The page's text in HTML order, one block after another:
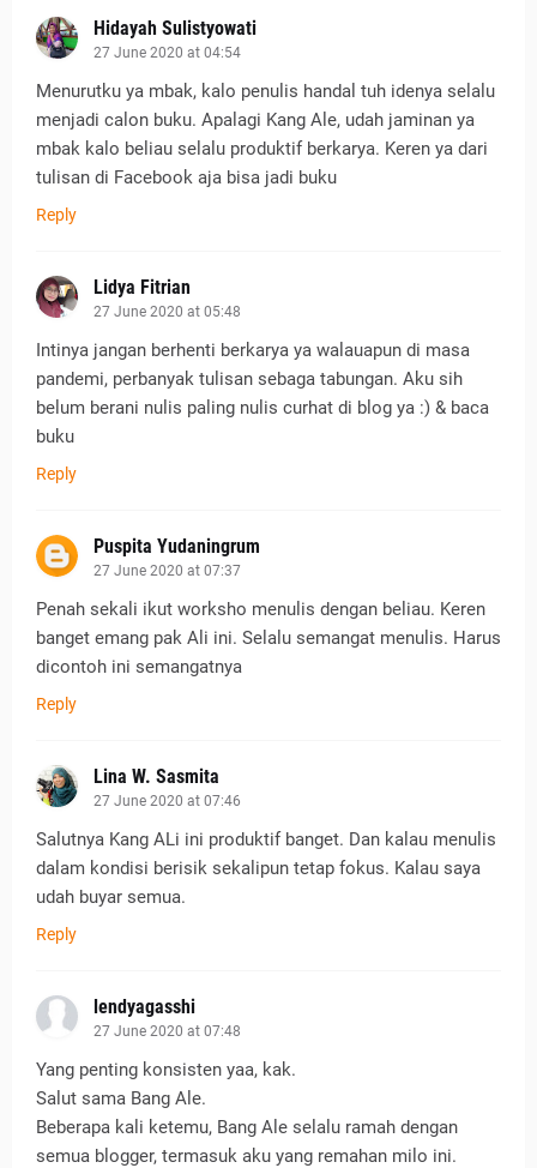
Hidayah Sulistyowati
27 June 2020 at 04:54
Menurutku ya mbak, kalo penulis handal tuh idenya selalu
menjadi calon buku. Apalagi Kang Ale, udah jaminan ya
mbak kalo beliau selalu produktif berkarya. Keren ya dari
tulisan di Facebook aja bisa jadi buku
Reply
Lidya Fitrian
27 June 2020 at 05:48
Intinya jangan berhenti berkarya ya walauapun di masa
pandemi, perbanyak tulisan sebaga tabungan. Aku sih
belum berani nulis paling nulis curhat di blog ya :) & baca
buku
Reply
Puspita Yudaningrum
27 June 2020 at 07:37
Penah sekali ikut worksho menulis dengan beliau. Keren
banget emang pak Ali ini. Selalu semangat menulis. Harus
dicontoh ini semangatnya
Reply
Lina W. Sasmita
27 June 2020 at 07:46
Salutnya Kang ALi ini produktif banget. Dan kalau menulis
dalam kondisi berisik sekalipun tetap fokus. Kalau saya
udah buyar semua.
Reply
lendyagasshi
27 June 2020 at 07:48
Yang penting konsisten yaa, kak.
Salut sama Bang Ale.
Beberapa kali ketemu, Bang Ale selalu ramah dengan
semua blogger, termasuk aku yang remahan milo ini.